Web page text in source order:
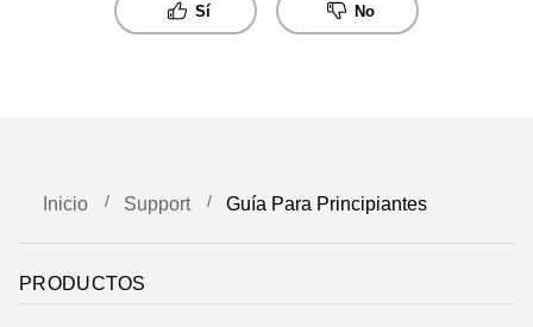
Sí No
Inicio Support Guía Para Principiantes
PRODUCTOS